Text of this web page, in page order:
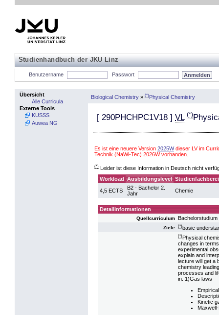
Studienhandbuch der JKU Linz
Benutzername Passwort
Übersicht
Alle Curricula
Externe Tools
KUSSS
Auwea NG
Biological Chemistry » (*)Physical Chemistry
[ 290PHCHPC1V18 ] VL (*)
Es ist eine neuere Version 2025Wdieser LV im
Technik (NaWi-Tec) 2026W vorhanden.
(*) Leider ist diese Information in Deutsch nicht
Workload Ausbildungslevel
4,5 ECTS
B2 - Bachelor 2.
Jahr
Chemie
Detailinformationen
Quellcurriculum
Ziele (*)basic
(*)Physical
changes in
experimental
explain and
lecture will get a
chemistry
processes and
in: 1)Gas laws
Kinetic